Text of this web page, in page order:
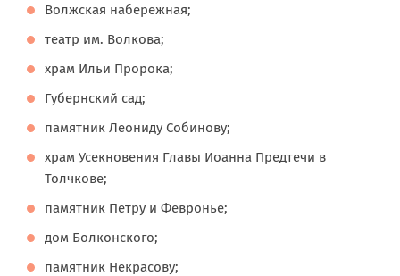
Волжская набережная;
театр им. Волкова;
храм Ильи Пророка;
Губернский сад;
памятник Леониду Собинову;
храм Усекновения Главы Иоанна Предтечи в
Толчкове;
памятник Петру и Февронье;
дом Болконского;
памятник Некрасову;